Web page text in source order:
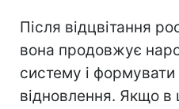
Після відцвітання
вона продовжує
систему і
відновлення. Якщо в